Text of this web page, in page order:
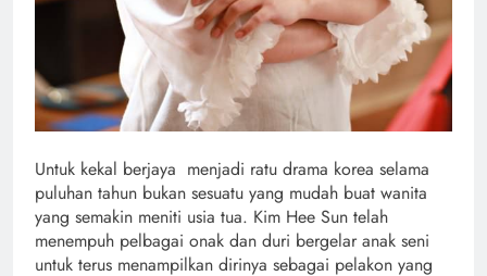
Untuk kekal berjaya menjadi ratu drama korea selama
puluhan tahun bukan sesuatu yang mudah buat wanita
yang semakin meniti usia tua. Kim Hee Sun telah
menempuh pelbagai onak dan duri bergelar anak seni
untuk terus menampilkan dirinya sebagai pelakon yang